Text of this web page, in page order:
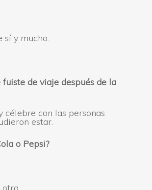
sí y mucho.
fuiste de viaje después de la
célebre con las personas
estar.
o Pepsi?